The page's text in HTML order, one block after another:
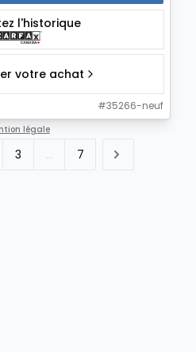
l'historique
votre achat
#35266-neuf
légale
3 ... 7